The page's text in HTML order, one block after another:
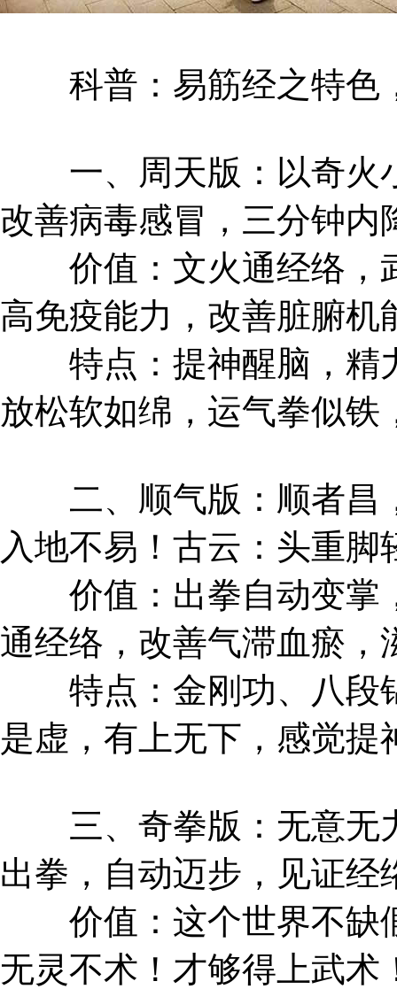
科普：易筋经之特色
一、周天版：以奇火
改善病毒感冒，三分钟内
价值：文火通经络，
高免疫能力，改善脏腑机
特点：提神醒脑，精
放松软如绵，运气拳似铁
二、顺气版：顺者昌
入地不易！古云：头重脚
价值：出拳自动变掌
通经络，改善气滞血瘀，
特点：金刚功、八段
是虚，有上无下，感觉提
三、奇拳版：无意无
出拳，自动迈步，见证经
价值：这个世界不缺
无灵不术！才够得上武术